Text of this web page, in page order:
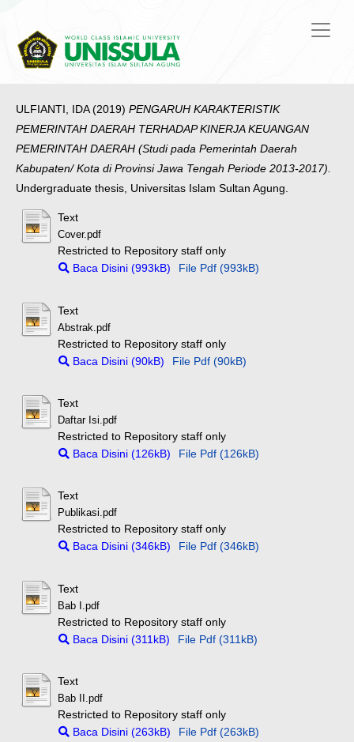
ULFIANTI, IDA(2019) PENGARUH KARAKTERISTIK
PEMERINTAH DAERAH TERHADAP KINERJA KEUANGAN
PEMERINTAH DAERAH (Studi pada Pemerintah Daerah
Kabupaten/ Kota di Provinsi Jawa Tengah Periode 2013-2017).
Undergraduate thesis, Universitas Islam Sultan Agung.
Text
Cover.pdf
Restricted to Repository staff only
Baca Disini (993kB)
File Pdf (993kB)
Text
Abstrak.pdf
Restricted to Repository staff only
Baca Disini (90kB)
File Pdf (90kB)
Text
Daftar Isi.pdf
Restricted to Repository staff only
Baca Disini (126kB)
File Pdf (126kB)
Text
Publikasi.pdf
Restricted to Repository staff only
Baca Disini (346kB)
File Pdf (346kB)
Text
Bab I.pdf
Restricted to Repository staff only
Baca Disini (311kB)
File Pdf (311kB)
Text
Bab II.pdf
Restricted to Repository staff only
Baca Disini (263kB)
File Pdf (263kB)